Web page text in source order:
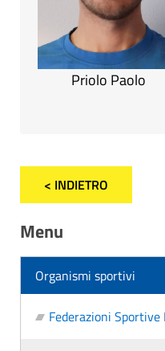
Priolo Paolo
< INDIETRO
Menu
Organismi sportivi
Federazioni